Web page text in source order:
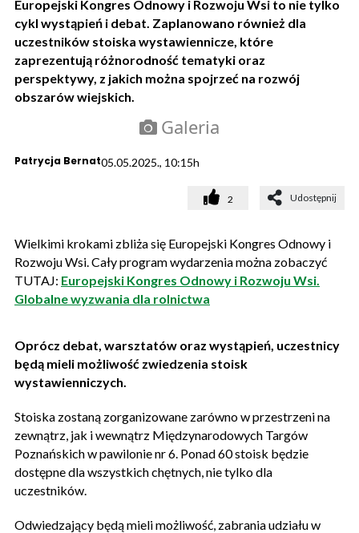
Europejski Kongres Odnowy i Rozwoju Wsi to nie tylko
cykl wystąpień i debat. Zaplanowano również dla
uczestników stoiska wystawiennicze, które
zaprezentują różnorodność tematyki oraz
perspektywy, z jakich można spojrzeć na rozwój
obszarów wiejskich.
Galeria
Patrycja Bernat05.05.2025., 10:15h
2 Udostępnij
Wielkimi krokami zbliża się Europejski Kongres Odnowy i
Rozwoju Wsi. Cały program wydarzenia można zobaczyć
TUTAJ: Europejski Kongres Odnowy i Rozwoju Wsi.
Globalne wyzwania dla rolnictwa
Oprócz debat, warsztatów oraz wystąpień, uczestnicy
będą mieli możliwość zwiedzenia stoisk
wystawienniczych.
Stoiska zostaną zorganizowane zarówno w przestrzeni na
zewnątrz, jak i wewnątrz Międzynarodowych Targów
Poznańskich w pawilonie nr 6. Ponad 60 stoisk będzie
dostępne dla wszystkich chętnych, nie tylko dla
uczestników.
Odwiedzający będą mieli możliwość, zabrania udziału w